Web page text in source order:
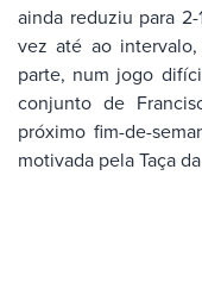
ainda reduziu para
vez até ao
parte, num jogo
conjunto de
próximo fim-de-
motivada pela Taça